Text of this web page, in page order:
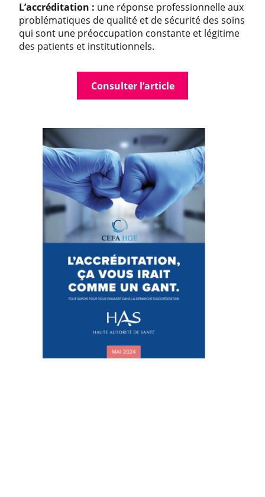
L’accréditation : une réponse professionnelle aux
problématiques de qualité et de sécurité des soins
qui sont une préoccupation constante et légitime
des patients et institutionnels.
Consulter l’article